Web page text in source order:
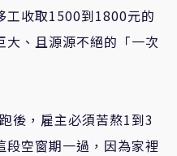
工收取1500到1800元的
大、且源源不絕的「一次
後，雇主必須苦熬1到3
空窗期一過，因為家裡